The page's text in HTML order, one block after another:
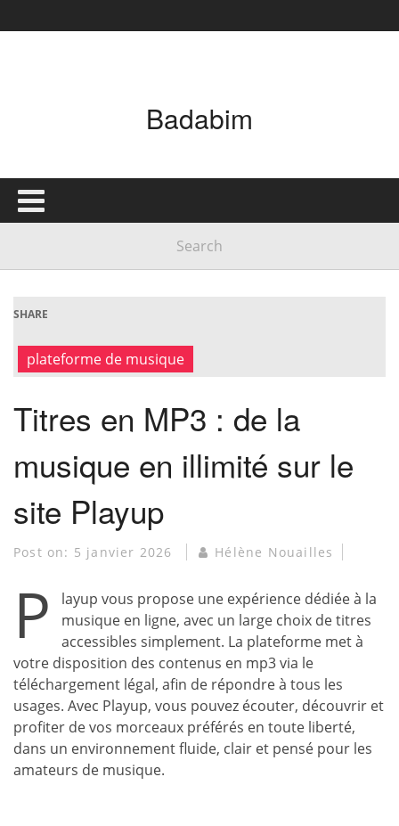
Badabim
SHARE
plateforme de musique
Titres en MP3 : de la
musique en illimité sur le
site Playup
Post on: 5 janvier 2026 Hélène Nouailles
P
layup vous propose une expérience dédiée à la
musique en ligne, avec un large choix de titres
accessibles simplement. La plateforme met à
votre disposition des contenus en mp3 via le
téléchargement légal, afin de répondre à tous les
usages. Avec Playup, vous pouvez écouter, découvrir et
profiter de vos morceaux préférés en toute liberté,
dans un environnement fluide, clair et pensé pour les
amateurs de musique.